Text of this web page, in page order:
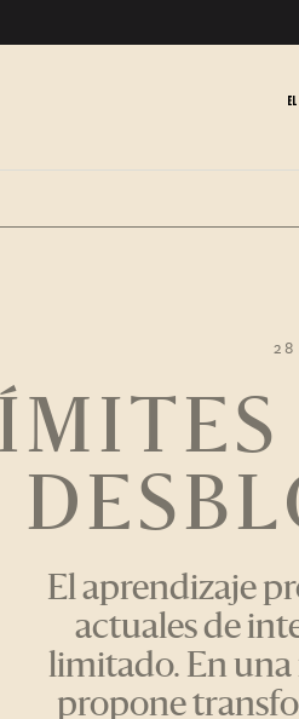
28
El aprendizaje
actuales de
limitado. En una
propone